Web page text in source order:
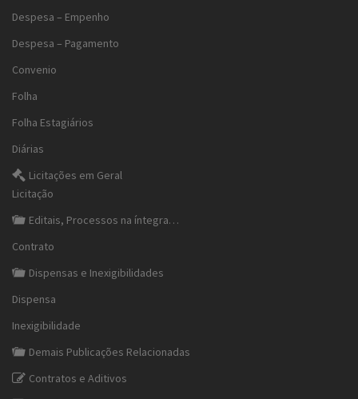
Despesa – Empenho
Despesa – Pagamento
Convenio
Folha
Folha Estagiários
Diárias
Licitações em Geral
Licitação
Editais, Processos na íntegra…
Contrato
Dispensas e Inexigibilidades
Dispensa
Inexigibilidade
Demais Publicações Relacionadas
Contratos e Aditivos